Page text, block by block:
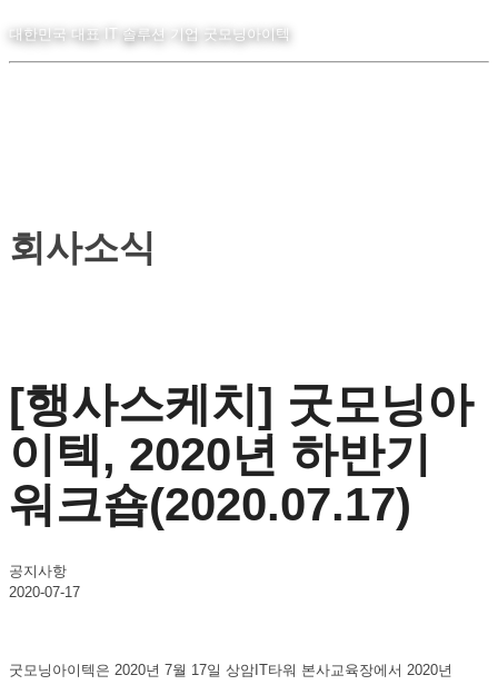
대한민국 대표 IT 솔루션 기업 굿모닝아이텍
회사소식
[행사스케치] 굿모닝아
이텍, 2020년 하반기
워크숍(2020.07.17)
공지사항
2020-07-17
굿모닝아이텍은 2020년 7월 17일 상암IT타워 본사교육장에서 2020년